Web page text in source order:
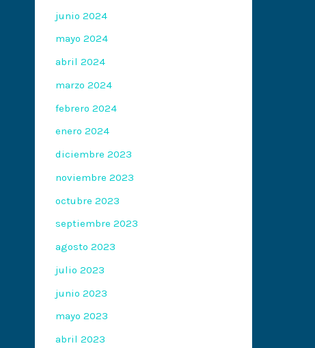
junio 2024
mayo 2024
abril 2024
marzo 2024
febrero 2024
enero 2024
diciembre 2023
noviembre 2023
octubre 2023
septiembre 2023
agosto 2023
julio 2023
junio 2023
mayo 2023
abril 2023